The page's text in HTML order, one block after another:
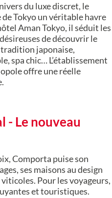
du luxe discret, le
Tokyo un véritable havre
Aman Tokyo, il séduit les
de découvrir le
japonaise,
spa chic… L’établissement
offre une réelle
- Le nouveau
Comporta puise son
ses maisons au design
Pour les voyageurs,
et touristiques.